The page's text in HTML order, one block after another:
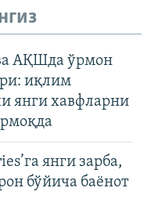
АҚШда ўрмон
иқлим
янги хавфларни
янги зарба,
бўйича баёнот